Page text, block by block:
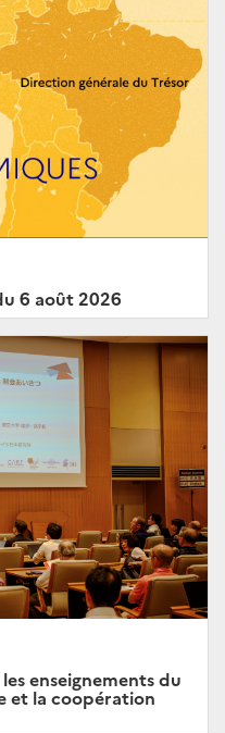
6 août 2026
enseignements du
et la coopération